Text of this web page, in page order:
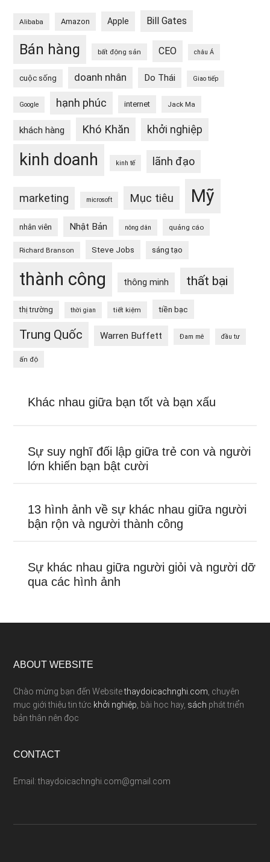
Alibaba Amazon Apple Bill Gates
Bán hàng bất động sản CEO châu Á
cuộc sống doanh nhân Do Thái Giao tiếp
Google hạnh phúc internet Jack Ma
khách hàng Khó Khăn khởi nghiệp
kinh doanh kinh tế lãnh đạo
marketing microsoft Mục tiêu Mỹ
nhân viên Nhật Bản nông dân quảng cáo
Richard Branson Steve Jobs sáng tạo
thành công thông minh thất bại
thị trường thời gian tiết kiệm tiền bạc
Trung Quốc Warren Buffett Đam mê đầu tư
ấn độ
Khác nhau giữa bạn tốt và bạn xấu
Sự suy nghĩ đối lập giữa trẻ con và người
lớn khiến bạn bật cười
13 hình ảnh về sự khác nhau giữa người
bận rộn và người thành công
Sự khác nhau giữa người giỏi và người dỡ
qua các hình ảnh
ABOUT WEBSITE
Chào mừng bạn đến Websitethaydoicachnghi.com , chuyên
mục giới thiệu tin tức khởi nghiệp , bài học hay, sách phát triển
bản thân nên đọc
CONTACT
Email: thaydoicachnghi.com@gmail.com